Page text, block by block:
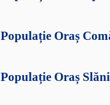
Populație Oraș
Populație Oraș